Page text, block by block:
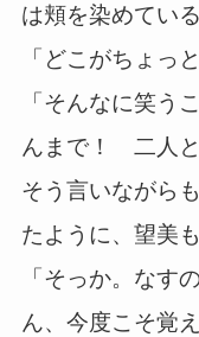
は頬を染めている
「どこがちょっ
「そんなに笑う
んまで！ 二人と
そう言いながら
たように、望美
「そっか。なす
ん、今度こそ覚え